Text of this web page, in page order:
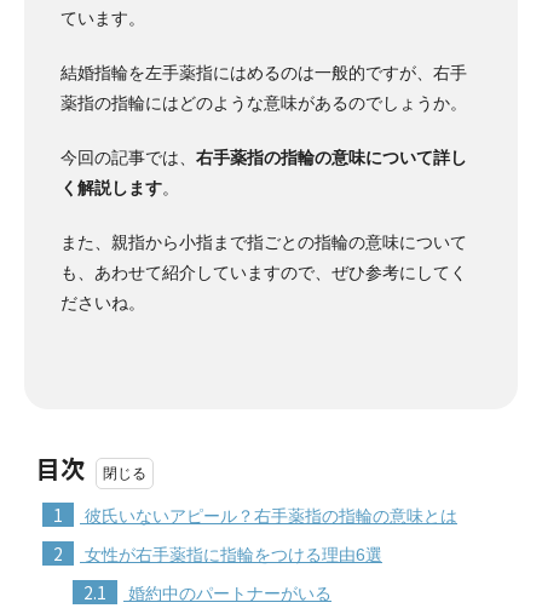
ています。
結婚指輪を左手薬指にはめるのは一般的ですが、右手
薬指の指輪にはどのような意味があるのでしょうか。
今回の記事では、 右手薬指の指輪の意味について詳し
く解説します。
また、親指から小指まで指ごとの指輪の意味について
も、あわせて紹介していますので、ぜひ参考にしてく
ださいね。
目次
1 彼氏いないアピール？右手薬指の指輪の意味とは
2 女性が右手薬指に指輪をつける理由6選
2.1 婚約中のパートナーがいる